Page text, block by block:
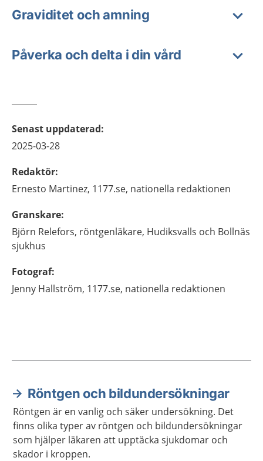
Graviditet och amning
Påverka och delta i din vård
Senast uppdaterad:
2025-03-28
Redaktör:
Ernesto Martinez, 1177.se, nationella redaktionen
Granskare:
Björn Relefors, röntgenläkare, Hudiksvalls och Bollnäs
sjukhus
Fotograf:
Jenny Hallström, 1177.se, nationella redaktionen
Aktuella artiklar
Röntgen och bildundersökningar
Röntgen är en vanlig och säker undersökning. Det
finns olika typer av röntgen och bildundersökningar
som hjälper läkaren att upptäcka sjukdomar och
skador i kroppen.